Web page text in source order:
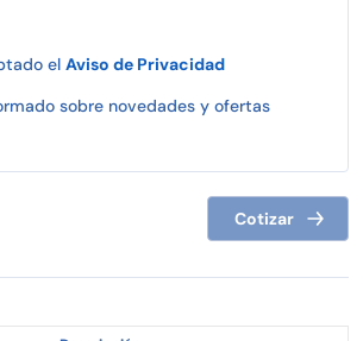
el Aviso de Privacidad
sobre novedades y ofertas
Cotizar